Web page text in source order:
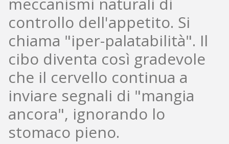
controllo dell'appetito. Si
chiama "iper-palatabilità". Il
cibo diventa così gradevole
che il cervello continua a
inviare segnali di "mangia
ancora", ignorando lo
stomaco pieno.